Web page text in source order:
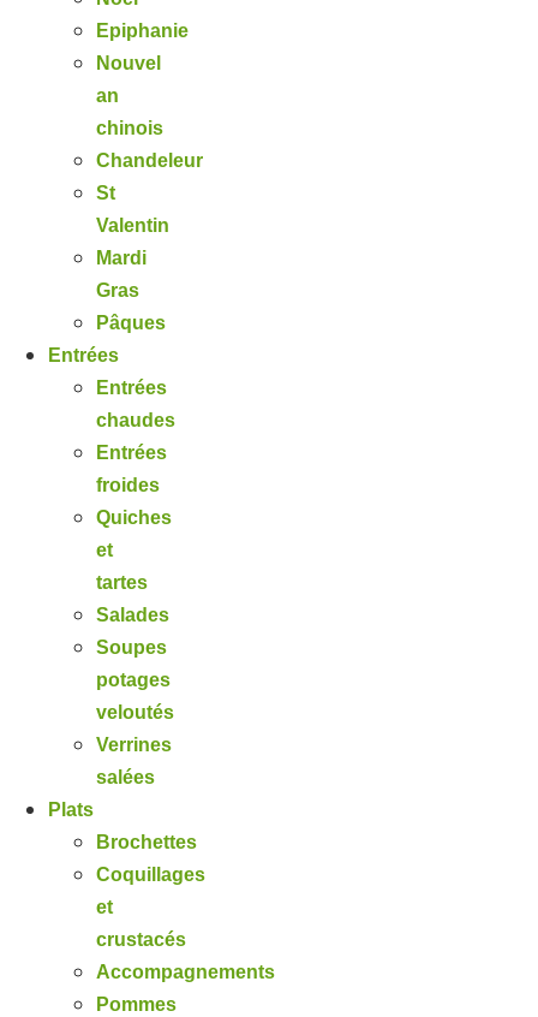
Epiphanie
Nouvel
an
chinois
Chandeleur
St
Valentin
Mardi
Gras
Pâques
Entrées
Entrées
chaudes
Entrées
froides
Quiches
et
tartes
Salades
Soupes
potages
veloutés
Verrines
salées
Plats
Brochettes
Coquillages
et
crustacés
Accompagnements
Pommes